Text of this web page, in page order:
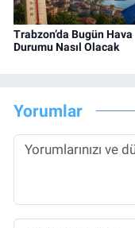
Trabzon’da Bugün Hava
Durumu Nasıl Olacak
Yorumlar